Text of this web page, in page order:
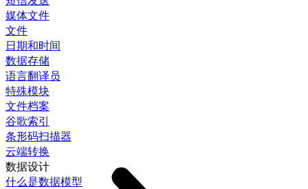
媒体文件
文件
日期和时间
数据存储
语言翻译员
特殊模块
文件档案
谷歌索引
条形码扫描器
云端转换
数据设计
什么是数据模型